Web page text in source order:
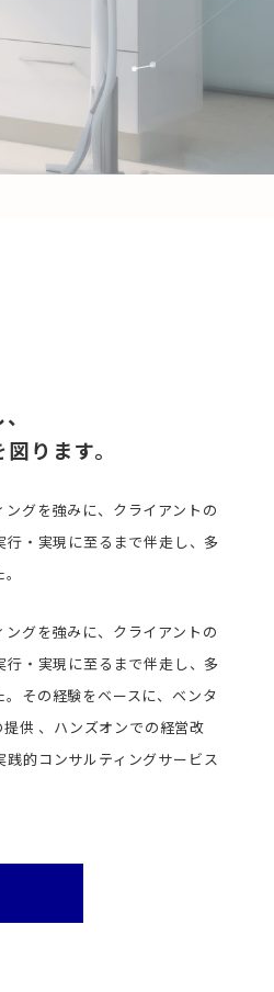
ります。
グを強みに、クライアントの
・実現に至るまで伴走し、多
グを強みに、クライアントの
・実現に至るまで伴走し、多
その経験をベースに、ベンタ
供 、ハンズオンでの経営改
的コンサルティングサービス